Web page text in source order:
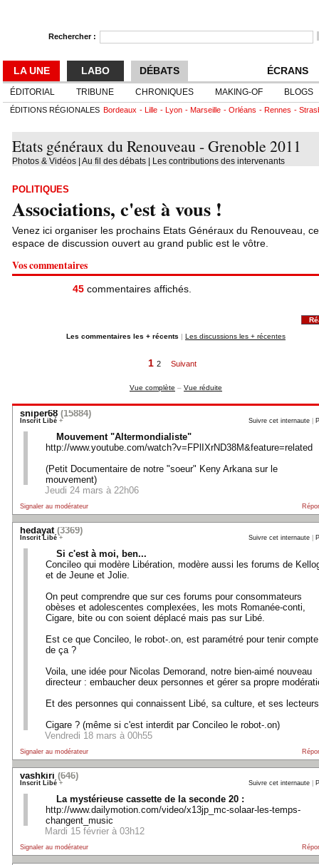
Rechercher :
LA UNE LABO DÉBATS ÉCRANS
ÉDITORIAL TRIBUNE CHRONIQUES MAKING-OF BLOGS
ÉDITIONS RÉGIONALES Bordeaux Lille Lyon Marseille Orléans Rennes
Etats généraux du Renouveau - Grenoble 2011
Photos & Vidéos Au fil des débats Les contributions des intervenants
POLITIQUES
Associations, c'est à vous !
Venez ici organiser les prochains Etats Généraux du Renouveau,
espace de discussion ouvert au grand public est le vôtre.
Vos commentaires
45 commentaires affichés.
Les commentaires les + récents | Les discussions les + récentes
1 2 Suivant
Vue complète – Vue réduite
sniper68 (15884)
Inscrit Libé + Suivre cet internaute
Mouvement "Altermondialiste"
http://www.youtube.com/watch?v=FPlIXrND38M&feature=related
(Petit Documentaire de notre "soeur" Keny Arkana sur le
mouvement)
Jeudi 24 mars à 22h06
Signaler au modérateur
hedayat(3369)
Inscrit Libé+ Suivre cet internaute
Si c'est à moi, ben...
Concileo qui modère Libération, modère aussi les forums de
et de Jeune et Jolie.
On peut comprendre que sur ces forums pour consommateurs
obèses et adolescentes complexées, les mots Romanée-conti,
Cigare, bite ou con soient déplacé mais pas sur Libé.
Est ce que Concileo, le robot-.on, est paramétré pour tenir compte
de ça ?
Voila, une idée pour Nicolas Demorand, notre bien-aimé nouveau
directeur : embaucher deux personnes et gérer sa propre
Et des personnes qui connaissent Libé, sa culture, et ses
Cigare ? (même si c'est interdit par Concileo le robot-.on)
Vendredi 18 mars à 00h55
Signaler au modérateur
vashkiri (646)
Inscrit Libé + Suivre cet internaute
La mystérieuse cassette de la seconde 20 :
http://www.dailymotion.com/video/x13jp_mc-solaar-les-temps-
changent_music
Mardi 15 février à 03h12
Signaler au modérateur